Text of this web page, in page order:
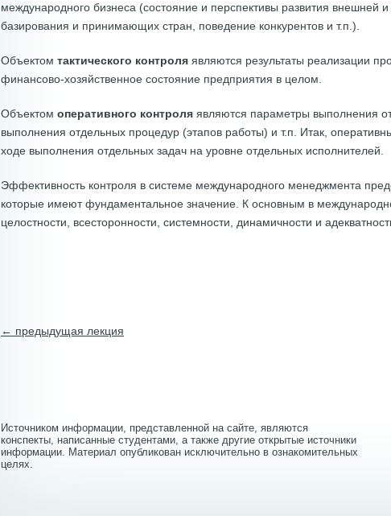
международного бизнеса (состояние и перспективы развития
базирования и принимающих стран, поведение конкурентов и т.п.).
Объектом тактического контроля являются результаты реализации
финансово-хозяйственное состояние предприятия в целом.
Объектом оперативного контроля являются параметры выполнения
выполнения отдельных процедур (этапов работы) и т.п. Итак,
ходе выполнения отдельных задач на уровне отдельных исполнителей.
Эффективность контроля в системе международного менеджмента
которые имеют фундаментальное значение. К основным в
целостности, всесторонности, системности, динамичности и
← предыдущая лекция
Источником информации, представленной на сайте, являются
конспекты, написанные студентами, а также другие открытые источники
информации. Материал опубликован исключительно в ознакомительных
целях.